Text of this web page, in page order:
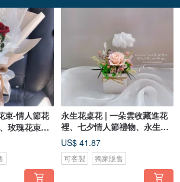
束-情人節花
玫瑰花束、
永生花桌花 | 一朵雲收藏進花
裡、七夕情人節禮物、永生花
禮
US$ 41.87
可客製 獨家販售